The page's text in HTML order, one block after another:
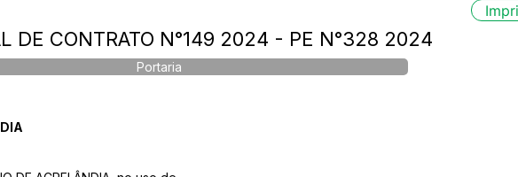
DE CONTRATO N°149 2024 - PE N°328 2024
Portaria